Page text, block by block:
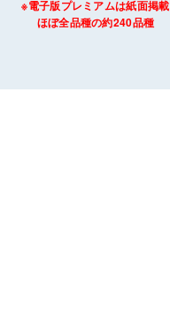
※電子版プレミアムは紙面掲載
ほぼ全品種の約240品種